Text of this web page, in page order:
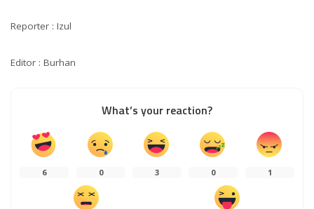
Reporter : Izul
Editor : Burhan
What’s your reaction?
6 0 3 0 1